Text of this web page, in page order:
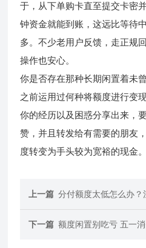
于，从下单购卡直至提交卡密
钟资金就能到账，这远比等待
多。不少老用户反馈，走正规
操作也安心。
你是否存在那种长期闲置着未
之前运用过何种将额度进行变
你的经历以及困惑分享出来，
赞，并且转发给有需要的朋友
度转变为手头较为宽裕的现金。
上一篇 分付额度太低怎么办？
下一篇 额度闲置别吃亏 五一消费季